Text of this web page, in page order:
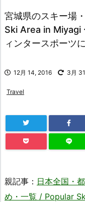
宮城県のスキー場
Ski Area in Miyagi
ィンタースポーツ
12月 14, 2016 3月
Travel
親記事： 日本全国・
め・一覧 / Popular